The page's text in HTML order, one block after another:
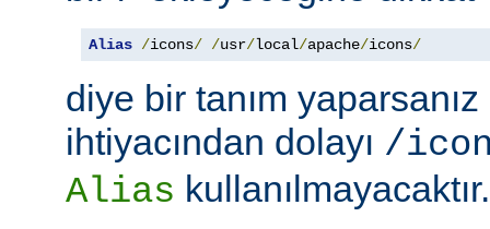
Alias /icons/ /usr/local/apache/icons/
diye bir tanım
ihtiyacından dolayı /
Alias kullanılmayacaktır.